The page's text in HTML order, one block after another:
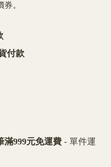
。
付款
滿999元免運費 - 單件運